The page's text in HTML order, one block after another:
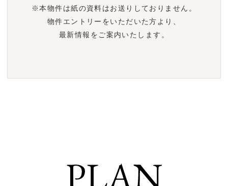
※本物件は紙の資料はお送りしておりません。
物件エントリーをいただいた方より、
最新情報をご案内いたします。